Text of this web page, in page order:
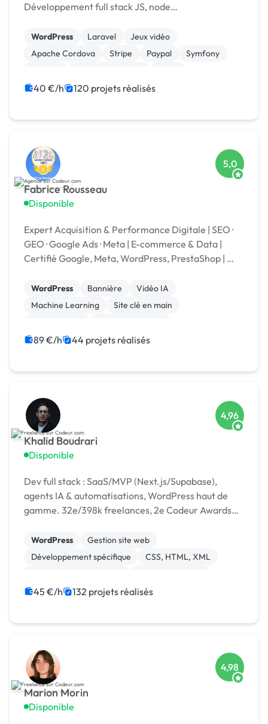
Développement full stack JS, node
chat temp réel : [URL MASQUÉE], webrtc
WordPress Laravel
Jeux vidéo
Apache Cordova
Stripe Paypal
Symfony
40 €/h 120 projets réalisés
Fabrice Rousseau
Disponible
5,0
Expert Acquisition & Performance Digitale | SEO ·
GEO · Google Ads · Meta | E-commerce & Data |
Certifié Google, Meta, WordPress, PrestaShop | 🏆
WordPress Bannière
Vidéo IA
Machine Learning
Site clé en main
Experience utilisateur
CSS, HTML, XML
89 €/h 44 projets réalisés
Khalid Boudrari
Disponible
4,96
Dev full stack : SaaS/MVP (Next.js/Supabase),
agents IA & automatisations, WordPress haut de
gamme. 32e/398k freelances, 2e Codeur Awards
WordPress
Gestion site web
Développement spécifique
CSS, HTML, XML
Admin système, sécurité
JavaScript
45 €/h 132 projets réalisés
Marion Morin
Disponible
4,98